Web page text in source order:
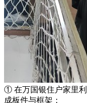
① 在万国银住户家里
成板件与框架；